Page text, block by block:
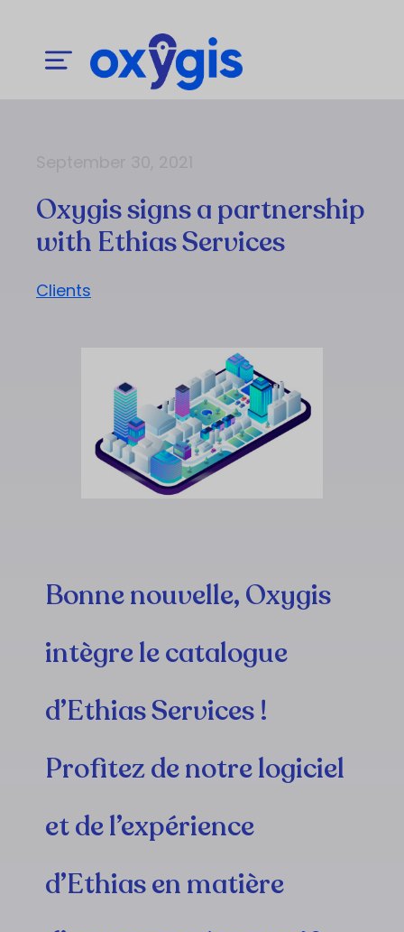
Oxygis signs a partnership
with Ethias Services
Clients
Bonne nouvelle, Oxygis
intègre le catalogue
d’Ethias Services !
Profitez de notre logiciel
et de l’expérience
d’Ethias en matière